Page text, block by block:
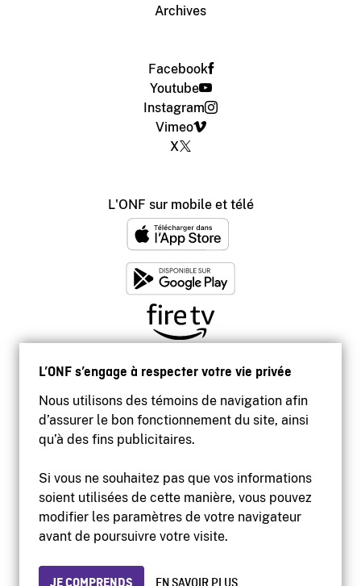
L’ONF s’engage à respecter votre vie privée
Nous utilisons des témoins de navigation afin
d’assurer le bon fonctionnement du site, ainsi
qu’à des fins publicitaires.
Si vous ne souhaitez pas que vos informations
soient utilisées de cette manière, vous pouvez
modifier les paramètres de votre navigateur
avant de poursuivre votre visite.
Archives
Facebook
Youtube
Instagram
Vimeo
X
L'ONF sur mobile et télé
Accessibilité
Site institutionnel
Protection des renseignements personnels